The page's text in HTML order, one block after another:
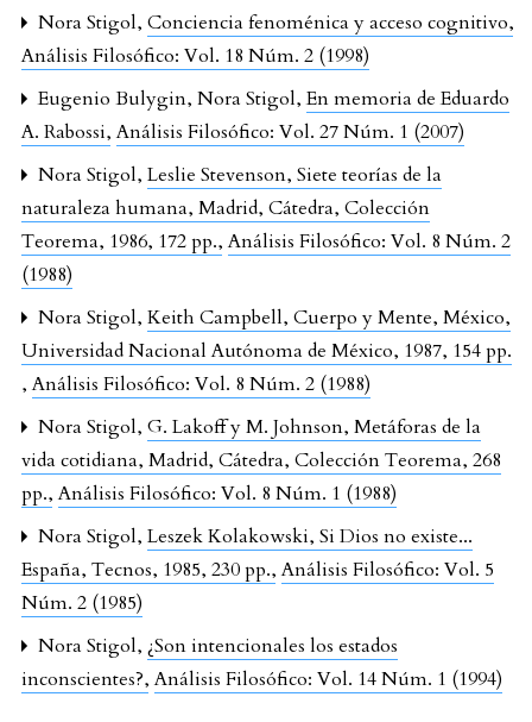
Nora Stigol, Conciencia fenoménica y acceso cognitivo,
Análisis Filosófico: Vol. 18 Núm. 2 (1998)
Eugenio Bulygin, Nora Stigol,En memoria de Eduardo
A. Rabossi,Análisis Filosófico: Vol. 27 Núm. 1 (2007)
Nora Stigol, Leslie Stevenson, Siete teorías de la
naturaleza humana, Madrid, Cátedra, Colección
Teorema, 1986, 172 pp.,Análisis Filosófico: Vol. 8 Núm. 2
(1988)
Nora Stigol, Keith Campbell, Cuerpo y Mente, México,
Universidad Nacional Autónoma de México, 1987, 154 pp.
,Análisis Filosófico: Vol. 8 Núm. 2 (1988)
Nora Stigol, G. Lakoff y M. Johnson, Metáforas de la
vida cotidiana, Madrid, Cátedra, Colección Teorema, 268
pp.,Análisis Filosófico: Vol. 8 Núm. 1 (1988)
Nora Stigol, Leszek Kolakowski, Si Dios no existe...
España, Tecnos, 1985, 230 pp.,Análisis Filosófico: Vol. 5
Núm. 2 (1985)
Nora Stigol, ¿Son intencionales los estados
inconscientes?,Análisis Filosófico: Vol. 14 Núm. 1 (1994)